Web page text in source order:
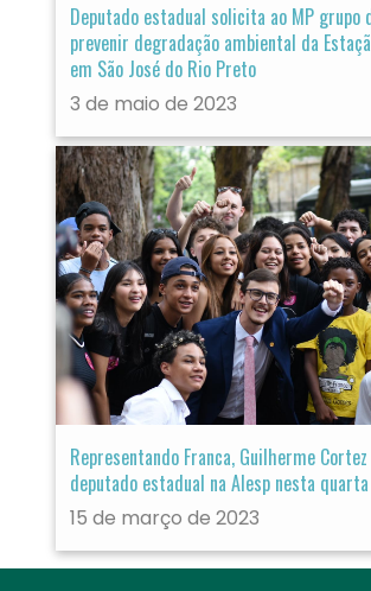
Deputado estadual solicita ao MP grupo
prevenir degradação ambiental da
em São José do Rio Preto
3 de maio de 2023
Representando Franca, Guilherme
deputado estadual na Alesp nesta
15 de março de 2023